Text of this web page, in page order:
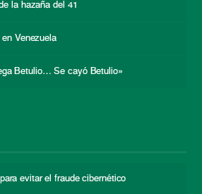
la hazaña del 41
Venezuela
Betulio… Se cayó Betulio»
evitar el fraude cibernético